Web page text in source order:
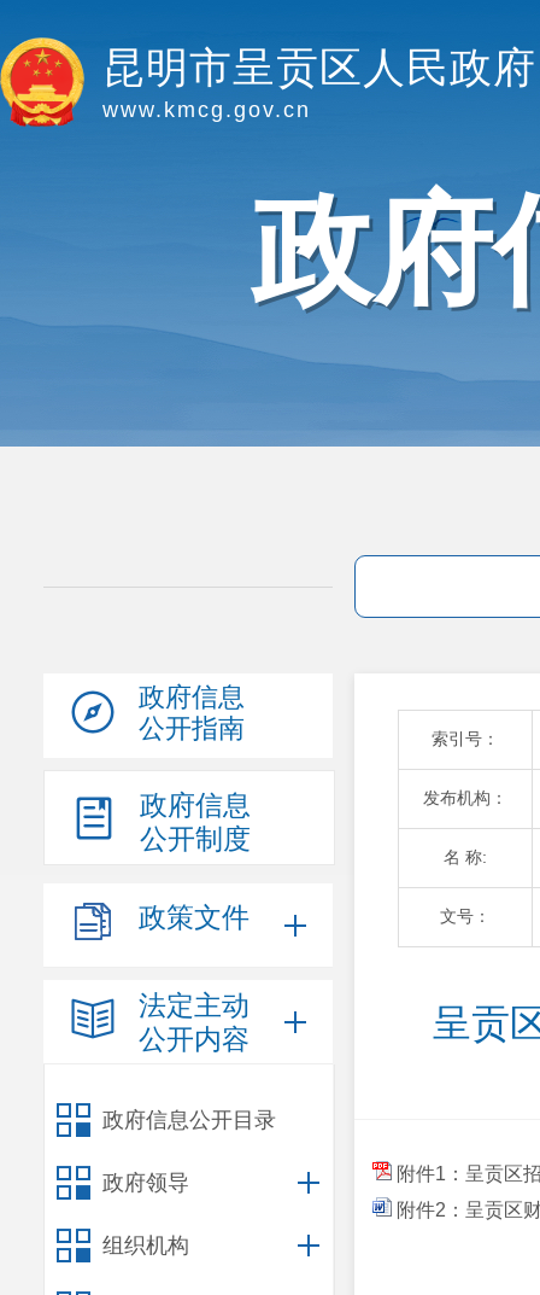
昆明市呈贡区人民政府
www.kmcg.gov.cn
政府
政府信息
公开指南
政府信息
公开制度
政策文件
法定主动
公开内容
政府信息公开目录
政府领导
组织机构
索引号：
发布机构：
名 称:
文号：
呈贡
附件1：呈贡区
附件2：呈贡区